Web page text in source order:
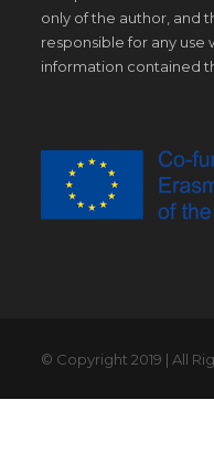
only of the author, and
responsible for any use
information contained
© Copyright 2019 | All